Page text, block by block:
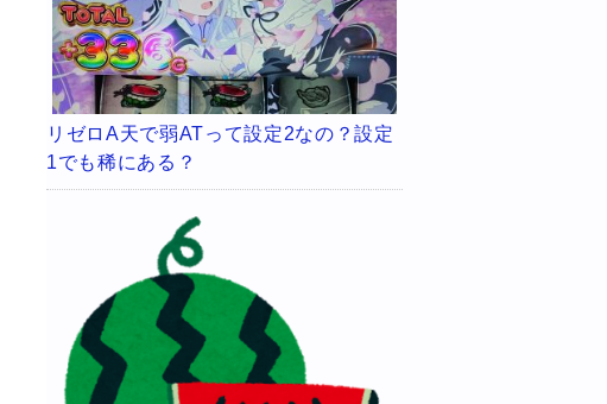
リゼロA天で弱ATって設定2なの？設定
1でも稀にある？